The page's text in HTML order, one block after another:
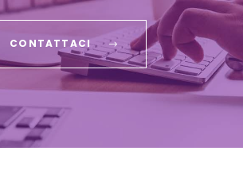
CONTATTACI